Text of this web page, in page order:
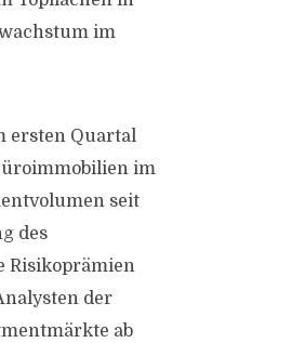
im
ersten Quartal
im
seit
des
Risikoprämien
der
ab